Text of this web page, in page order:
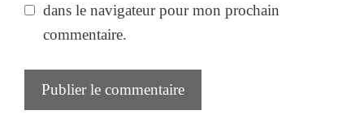
dans le navigateur pour mon prochain
commentaire.